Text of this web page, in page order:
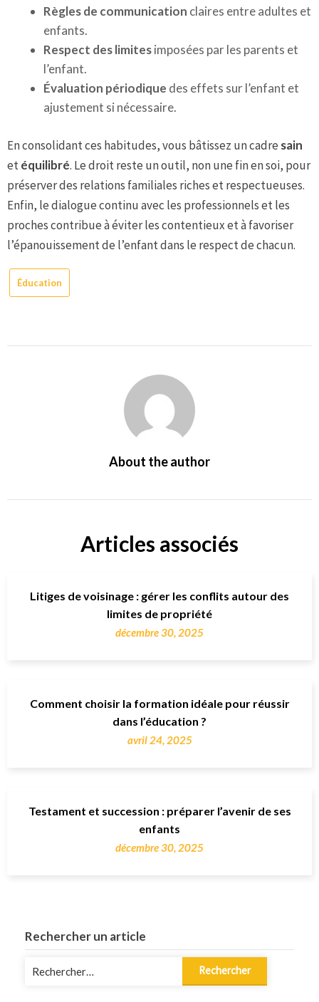
Règles de communication claires entre adultes et
enfants.
Respect des limitesimposées par les parents et
l’enfant.
Évaluation périodique des effets sur l’enfant et
ajustement si nécessaire.
En consolidant ces habitudes, vous bâtissez un cadre sain
etéquilibré. Le droit reste un outil, non une fin en soi, pour
préserver des relations familiales riches et respectueuses.
Enfin, le dialogue continu avec les professionnels et les
proches contribue à éviter les contentieux et à favoriser
l’épanouissement de l’enfant dans le respect de chacun.
Éducation
About the author
Articles associés
Litiges de voisinage : gérer les conflits autour des
limites de propriété
décembre 30, 2025
Comment choisir la formation idéale pour réussir
dans l’éducation ?
avril 24, 2025
Testament et succession : préparer l’avenir de ses
enfants
décembre 30, 2025
Rechercher un article